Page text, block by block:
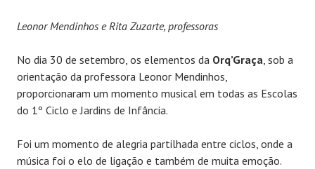
Leonor Mendinhos e Rita Zuzarte, professoras
No dia 30 de setembro, os elementos da Orq’Graça, sob a
orientação da professora Leonor Mendinhos,
proporcionaram um momento musical em todas as Escolas
do 1º Ciclo e Jardins de Infância.
Foi um momento de alegria partilhada entre ciclos, onde a
música foi o elo de ligação e também de muita emoção.